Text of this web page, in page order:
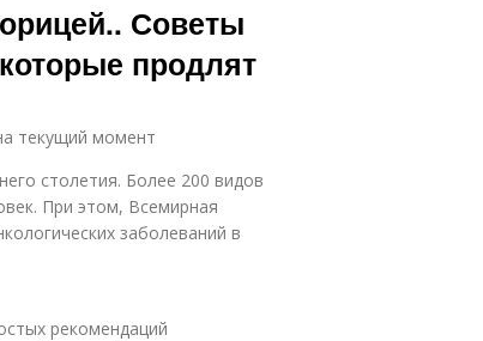
Советы
продлят
текущий момент
столетия. Более 200 видов
При этом, Всемирная
заболеваний в
рекомендаций